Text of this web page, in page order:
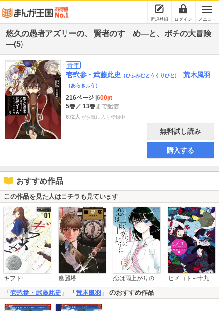
新規登録 ログイン メニュー
悠久の愚者アズリーの、 賢者のすゝめ―と、ポチの大冒険
―(5)
青年
壱弐参・武藤此史 （ひふみむとうくりひと） 荒木風羽
（あらきふう）
216ページ 600pt
5巻／ 13巻まで配信
672人 がお気に入り登録中
無料試し読み
購入する
おすすめ作品
この作品を見た人はコチラも見ています
ギフト± 幽麗塔 恋は雨上がりのように ヒメゴト～十九歳の制服～
「 壱弐参・武藤此史 」 「 荒木風羽 」 のおすすめ作品